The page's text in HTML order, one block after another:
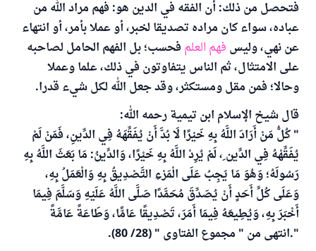
فتحصل من ذلك: أن الفقه في الدين هو: فهم مراد الله من
عباده، سواء كان مراده تصديقا لخبر، أو عملا بأمر، أو انتهاء
عن نهي، وليس فهم العلم فحسب؛ بل الفهم الحامل لصاحبه
على الامتثال، ثم الناس يتفاوتون في ذلك، علما وعملا
وحالا؛ فمن مقل ومستكثر، وقد جعل الله لكل شيء قدرا.
قال شيخ الإسلام ابن تيمية رحمه الله:
" كُلُّ مَنْ أَرَادَ اللَّهُ بِهِ خَيْرًا لَا بُدَّ أَنْ يُفَقِّهَهُ فِي الدِّينِ، فَمَنْ لَمْ
يُفَقِّهْهُ فِي الدِّين ِ، لَمْ يُرِدْ اللَّهُ بِهِ خَيْرًا، وَالدِّينُ: مَا بَعَثَ اللَّهُ بِهِ
رَسُولَهُ؛ وَهُوَ مَا يَجِبُ عَلَى الْمَرْءِ التَّصْدِيقُ بِهِ وَالْعَمَلُ بِهِ،
وَعَلَى كُلِّ أَحَدٍ أَنْ يُصَدِّقَ مُحَمَّدًا صَلَّى اللَّهُ عَلَيْهِ وَسَلَّمَ فِيمَا
أَخْبَرَ بِهِ، وَيُطِيعَهُ فِيمَا أَمَرَ، تَصْدِيقًا عَامًّا، وَطَاعَةً عَامَّةً
".انتهى من " مجموع الفتاوى " (28/ 80).